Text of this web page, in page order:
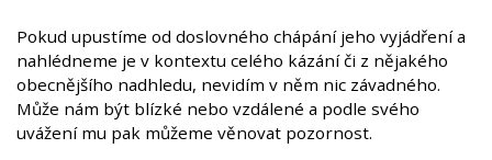
Pokud upustíme od doslovného chápání jeho vyjádření a
nahlédneme je v kontextu celého kázání či z nějakého
obecnějšího nadhledu, nevidím v něm nic závadného.
Může nám být blízké nebo vzdálené a podle svého
uvážení mu pak můžeme věnovat pozornost.